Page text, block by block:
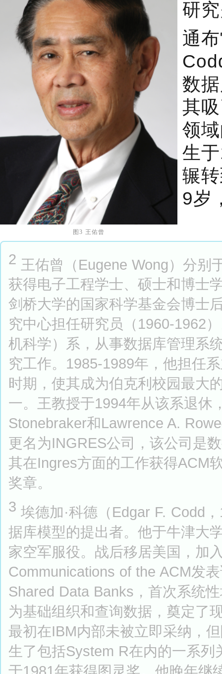
图3 王佑曾
研
通
数
其
领
生
辗
9岁
2 王佑曾（Eugene Wong）分别
获得电子工程学士、硕士和博士
剑桥大学的国家科学基金会博士
究中心担任研究员（1960-1962
机科学）系，从事数据库管理系
究工作。1985-1989年，他担任
时期，使其成为伯克利校园最大
一。王教授于1994年从该系退休
Stonebraker和Lawrence A.
更名为INGRES公司，该公司是
其在Ingres方面的工作获得ACM
奖章。
3 埃德加·科德（Edgar F. Codd
据库模型的提出者。他于牛津大
家空军服役。战后移居美国，加
Communications of the ACM发
Shared Data Banks，首次系统
为基础组织和查询数据，奠定了
最初在IBM内部未被立即采纳，
生了包括System R在内的一系